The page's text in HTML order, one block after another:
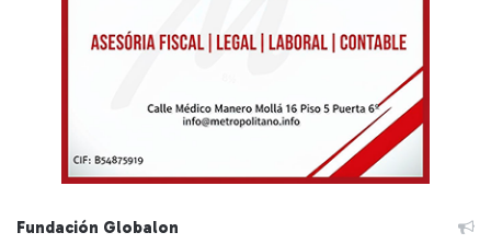
Fundación Globalon